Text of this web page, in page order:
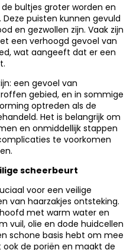
bultjes groter worden en
puisten kunnen gevuld
en gezwollen zijn. Vaak zijn
een verhoogd gevoel van
wat aangeeft dat er een
een gevoel van
gebied, en in sommige
optreden als de
Het is belangrijk om
en onmiddellijk stappen
te voorkomen
scheerbeurt
voor een veilige
van haarzakjes ontsteking.
met warm water en
vuil, olie en dode huidcellen
schone basis hebt om mee
de poriën en maakt de